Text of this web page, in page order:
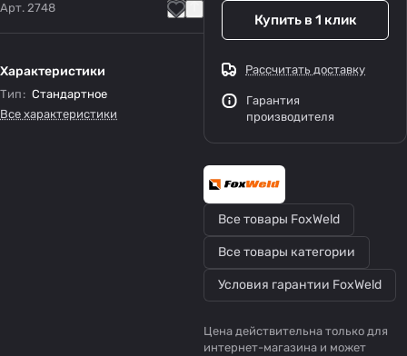
Арт. 2748
Характеристики
Тип : Стандартное
Все характеристики
Купить в 1 клик
Рассчитать доставку
Гарантия
производителя
Все товары FoxWeld
Все товары категории
Условия гарантии FoxWeld
Цена действительна только для
интернет-магазина и может